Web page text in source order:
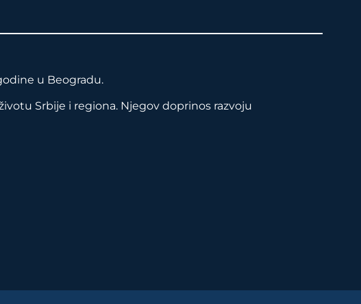
u Beogradu.
Srbije i regiona. Njegov doprinos razvoju